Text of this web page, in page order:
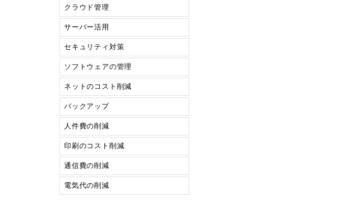
クラウド管理
サーバー活用
セキュリティ対策
ソフトウェアの管理
ネットのコスト削減
バックアップ
人件費の削減
印刷のコスト削減
通信費の削減
電気代の削減